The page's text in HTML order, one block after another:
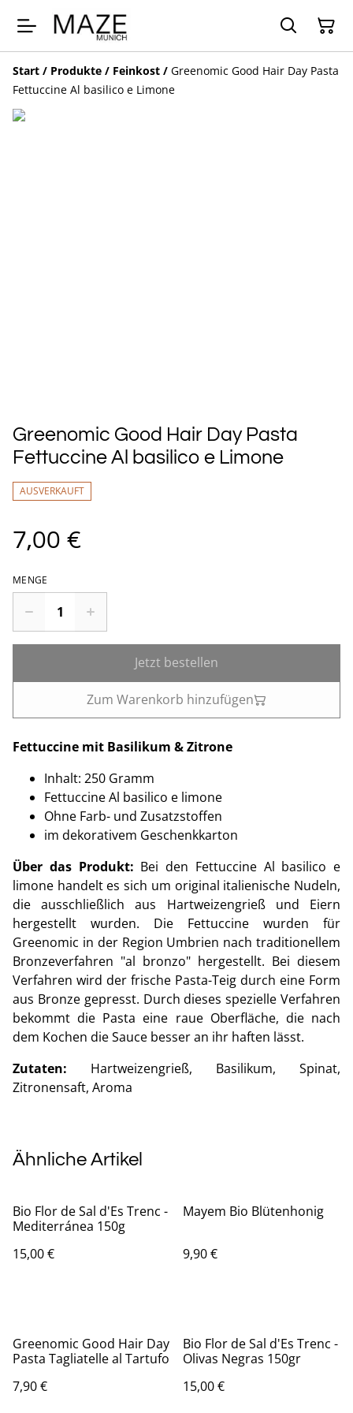
Start / Produkte / Feinkost / Greenomic Good Hair Day Pasta
Fettuccine Al basilico e Limone
Greenomic Good Hair Day Pasta
Fettuccine Al basilico e Limone
AUSVERKAUFT
7,00 €
MENGE
Jetzt bestellen
Zum Warenkorb hinzufügen
Fettuccine mit Basilikum & Zitrone
Inhalt: 250 Gramm
Fettuccine Al basilico e limone
Ohne Farb- und Zusatzstoffen
im dekorativem Geschenkkarton
Über das Produkt: Bei den Fettuccine Al basilico e
limone handelt es sich um original italienische Nudeln,
die ausschließlich aus Hartweizengrieß und Eiern
hergestellt wurden. Die Fettuccine wurden für
Greenomic in der Region Umbrien nach traditionellem
Bronzeverfahren "al bronzo" hergestellt. Bei diesem
Verfahren wird der frische Pasta-Teig durch eine Form
aus Bronze gepresst. Durch dieses spezielle Verfahren
bekommt die Pasta eine raue Oberfläche, die nach
dem Kochen die Sauce besser an ihr haften lässt.
Zutaten: Hartweizengrieß, Basilikum, Spinat,
Zitronensaft, Aroma
Ähnliche Artikel
Bio Flor de Sal d'Es Trenc -
Mediterránea 150g
15,00 €
Mayem Bio Blütenhonig
9,90 €
Greenomic Good Hair Day
Pasta Tagliatelle al Tartufo
7,90 €
Bio Flor de Sal d'Es Trenc -
Olivas Negras 150gr
15,00 €